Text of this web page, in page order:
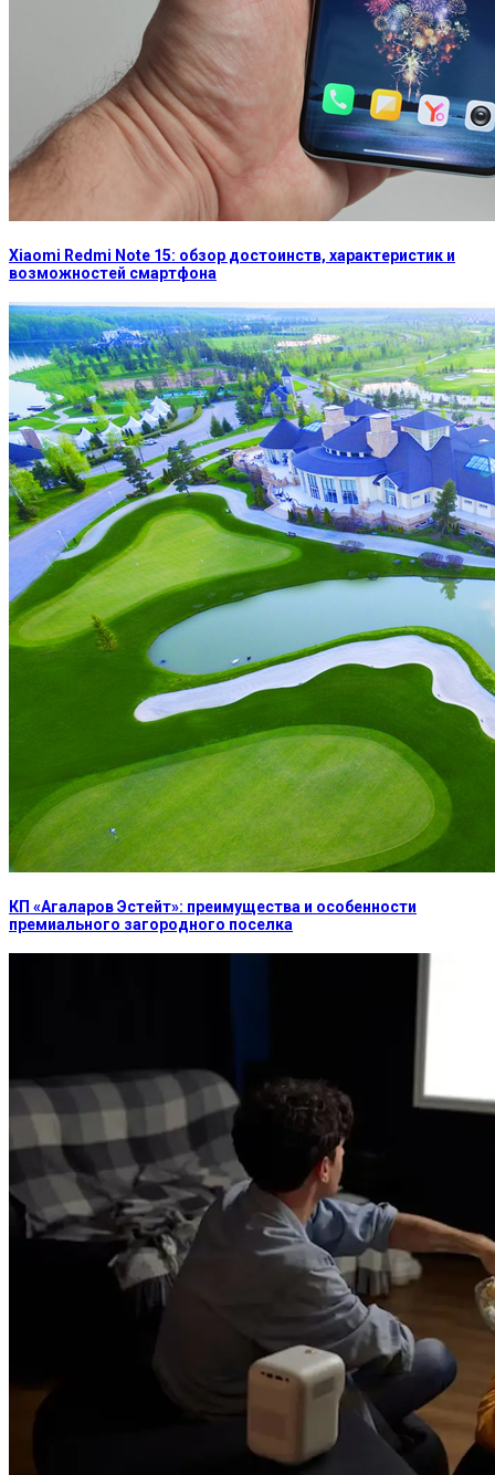
Xiaomi Redmi Note 15: обзор достоинств, характеристик и
возможностей смартфона
КП «Агаларов Эстейт»: преимущества и особенности
премиального загородного поселка